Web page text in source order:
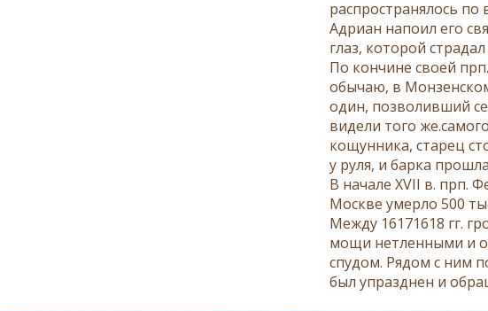
распространялось
Адриан напоил его
глаз, которой страдал
По кончине своей
обычаю, в
один, позволивший
видели того
кощунника, старец
у руля, и барка
В начале XVII в. прп.
Москве умерло 500
Между 16171618 гг.
мощи нетленными и
спудом. Рядом с ним
был упразднен и